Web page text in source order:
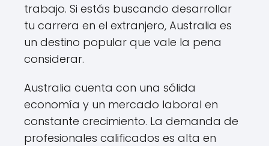
trabajo. Si estás buscando desarrollar
tu carrera en el extranjero, Australia es
un destino popular que vale la pena
considerar.
Australia cuenta con una sólida
economía y un mercado laboral en
constante crecimiento. La demanda de
profesionales calificados es alta en